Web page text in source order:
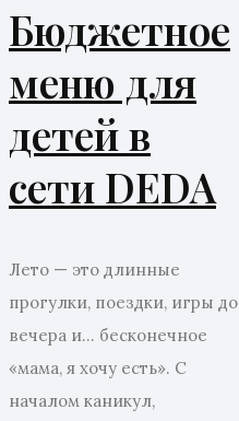
Бюджетное
меню для
детей в
сети DEDA
Лето — это длинные
прогулки, поездки, игры до
вечера и… бесконечное
«мама, я хочу есть». С
началом каникул,